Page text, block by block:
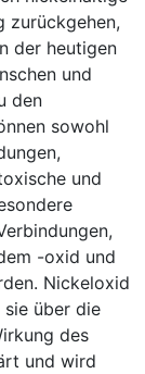
zurückgehen,
der heutigen
und
den
sowohl
und
-oxid und
Nickeloxid
über die
des
und wird